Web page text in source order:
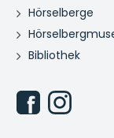
Hörselberge
Bibliothek